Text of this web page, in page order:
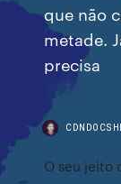
que não
metade.
precisa
O seu jeito